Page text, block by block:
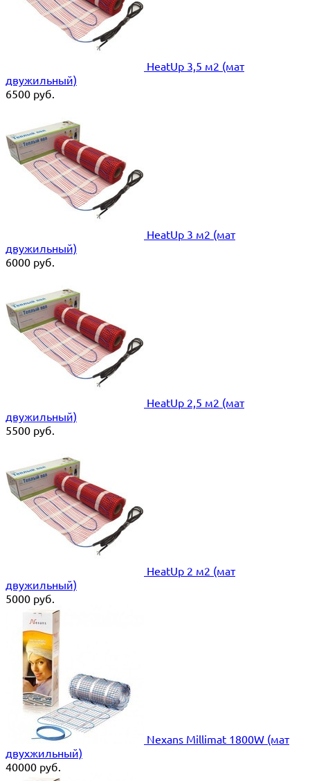
HeatUp 3,5 м2 (мат
двужильный)
6500 руб.
HeatUp 3 м2 (мат
двужильный)
6000 руб.
HeatUp 2,5 м2 (мат
двужильный)
5500 руб.
HeatUp 2 м2 (мат
двужильный)
5000 руб.
Nexans Millimat 1800W (мат
двухжильный)
40000 руб.